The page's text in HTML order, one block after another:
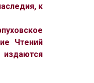
к
Чтений
издаются